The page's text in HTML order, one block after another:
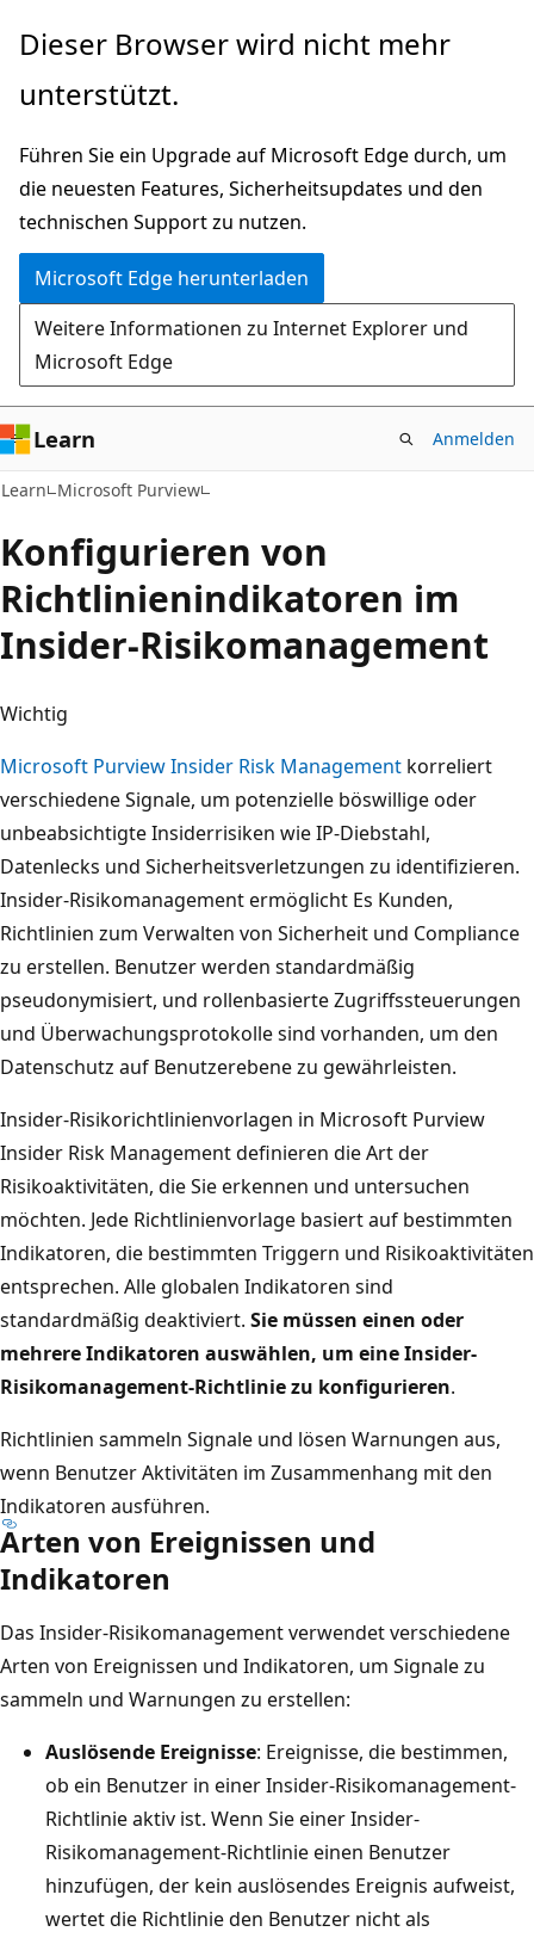
Zu
wechseln
Dieser Browser wird nicht mehr
unterstützt.
Führen Sie ein Upgrade auf Microsoft Edge durch, um
die neuesten Features, Sicherheitsupdates und den
technischen Support zu nutzen.
Microsoft Edge herunterladen
Weitere Informationen zu Internet Explorer und
Microsoft Edge
Learn Anmelden
Learn Microsoft Purview
Konfigurieren von
Richtlinienindikatoren im
Insider-Risikomanagement
Wichtig
Microsoft Purview Insider Risk Management korreliert
verschiedene Signale, um potenzielle böswillige oder
unbeabsichtigte Insiderrisiken wie IP-Diebstahl,
Datenlecks und Sicherheitsverletzungen zu identifizieren.
Insider-Risikomanagement ermöglicht Es Kunden,
Richtlinien zum Verwalten von Sicherheit und Compliance
zu erstellen. Benutzer werden standardmäßig
pseudonymisiert, und rollenbasierte Zugriffssteuerungen
und Überwachungsprotokolle sind vorhanden, um den
Datenschutz auf Benutzerebene zu gewährleisten.
Insider-Risikorichtlinienvorlagen in Microsoft Purview
Insider Risk Management definieren die Art der
Risikoaktivitäten, die Sie erkennen und untersuchen
möchten. Jede Richtlinienvorlage basiert auf bestimmten
Indikatoren, die bestimmten Triggern und Risikoaktivitäten
entsprechen. Alle globalen Indikatoren sind
standardmäßig deaktiviert. Sie müssen einen oder
mehrere Indikatoren auswählen, um eine Insider-
Risikomanagement-Richtlinie zu konfigurieren.
Richtlinien sammeln Signale und lösen Warnungen aus,
wenn Benutzer Aktivitäten im Zusammenhang mit den
Indikatoren ausführen.
Arten von Ereignissen und
Indikatoren
Das Insider-Risikomanagement verwendet verschiedene
Arten von Ereignissen und Indikatoren, um Signale zu
sammeln und Warnungen zu erstellen:
Auslösende Ereignisse: Ereignisse, die bestimmen,
ob ein Benutzer in einer Insider-Risikomanagement-
Richtlinie aktiv ist. Wenn Sie einer Insider-
Risikomanagement-Richtlinie einen Benutzer
hinzufügen, der kein auslösendes Ereignis aufweist,
wertet die Richtlinie den Benutzer nicht als